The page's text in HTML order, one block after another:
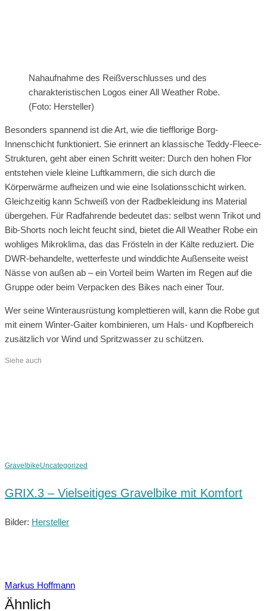
Nahaufnahme des Reißverschlusses und des
charakteristischen Logos einer All Weather Robe.
(Foto: Hersteller)
Besonders spannend ist die Art, wie die tiefflorige Borg-
Innenschicht funktioniert. Sie erinnert an klassische Teddy-Fleece-
Strukturen, geht aber einen Schritt weiter: Durch den hohen Flor
entstehen viele kleine Luftkammern, die sich durch die
Körperwärme aufheizen und wie eine Isolationsschicht wirken.
Gleichzeitig kann Schweiß von der Radbekleidung ins Material
übergehen. Für Radfahrende bedeutet das: selbst wenn Trikot und
Bib-Shorts noch leicht feucht sind, bietet die All Weather Robe ein
wohliges Mikroklima, das das Frösteln in der Kälte reduziert. Die
DWR-behandelte, wetterfeste und winddichte Außenseite weist
Nässe von außen ab – ein Vorteil beim Warten im Regen auf die
Gruppe oder beim Verpacken des Bikes nach einer Tour.
Wer seine Winterausrüstung komplettieren will, kann die Robe gut
mit einem Winter-Gaiter kombinieren, um Hals- und Kopfbereich
zusätzlich vor Wind und Spritzwasser zu schützen.
Siehe auch
GravelbikeUncategorized
GRIX.3 – Vielseitiges Gravelbike mit Komfort
Bilder: Hersteller
Markus Hoffmann
Ähnlich